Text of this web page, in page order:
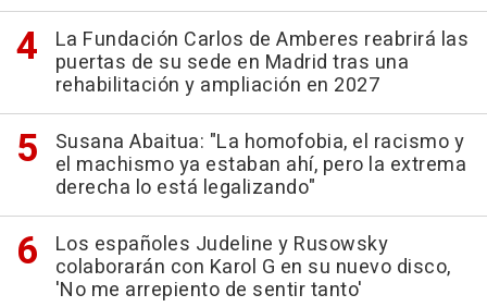
La Fundación Carlos de Amberes reabrirá las
puertas de su sede en Madrid tras una
rehabilitación y ampliación en 2027
Susana Abaitua: "La homofobia, el racismo y
el machismo ya estaban ahí, pero la extrema
derecha lo está legalizando"
Los españoles Judeline y Rusowsky
colaborarán con Karol G en su nuevo disco,
'No me arrepiento de sentir tanto'